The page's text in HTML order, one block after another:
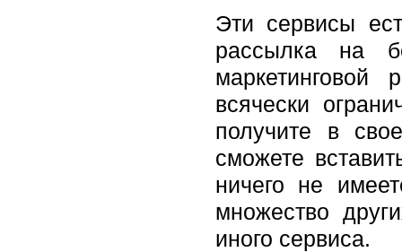
Эти сервисы
рассылка на
всячески
получите в
сможете
ничего не
множество
иного сервиса.